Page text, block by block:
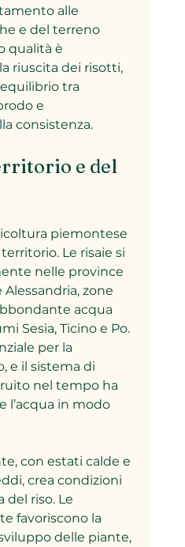
alle
e del terreno
qualità è
riuscita dei risotti,
tra
e
consistenza.
e del
piemontese
Le risaie si
nelle province
Alessandria, zone
acqua
Sesia, Ticino e Po.
per la
e il sistema di
nel tempo ha
l’acqua in modo
con estati calde e
crea condizioni
del riso. Le
favoriscono la
delle piante,